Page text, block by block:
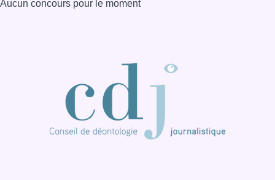
Aucun concours pour le moment